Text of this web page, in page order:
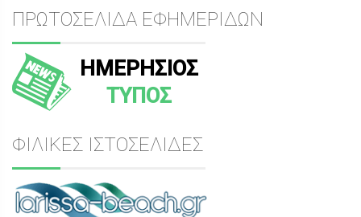
ΠΡΩΤΟΣΕΛΙΔΑ ΕΦΗΜΕΡΙΔΩΝ
ΗΜΕΡΗΣΙΟΣ
ΤΥΠΟΣ
ΦΙΛΙΚΕΣ ΙΣΤΟΣΕΛΙΔΕΣ